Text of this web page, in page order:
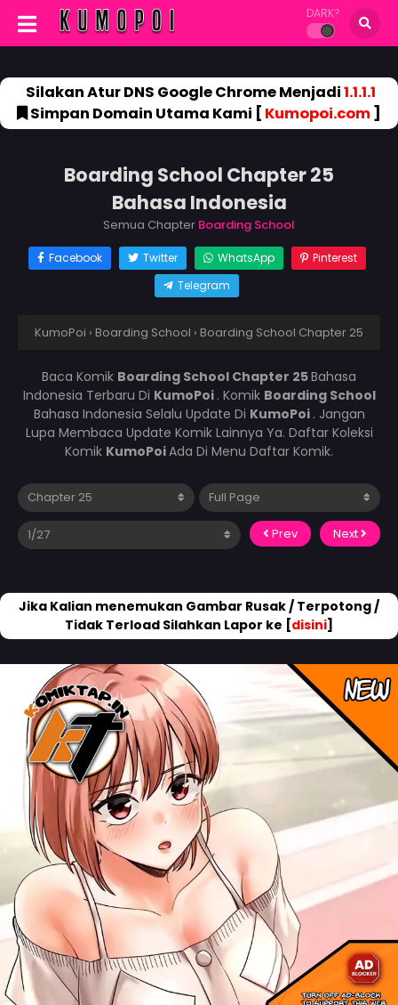
DARK?
Silakan Atur DNS Google Chrome Menjadi1.1.1.1
Simpan Domain Utama Kami [ Kumopoi.com]
Boarding School Chapter 25
Bahasa Indonesia
Semua Chapter Boarding School
Facebook Twitter WhatsApp
Pinterest
Telegram
KumoPoi › Boarding School › Boarding School Chapter 25
Baca Komik Boarding School Chapter 25Bahasa
Indonesia Terbaru Di KumoPoi . Komik Boarding School
Bahasa Indonesia Selalu Update Di KumoPoi . Jangan
Lupa Membaca Update Komik Lainnya Ya. Daftar Koleksi
Komik KumoPoiAda Di Menu Daftar Komik.
Prev Next
Jika Kalian menemukan Gambar Rusak / Terpotong /
Tidak Terload Silahkan Lapor ke [disini]